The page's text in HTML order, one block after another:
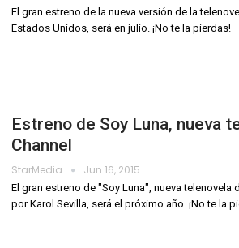
El gran estreno de la nueva versión de la
Estados Unidos, será en julio. ¡No te la pierdas!
Estreno de Soy Luna, nueva
Channel
StarMedia Jun 16, 2015
El gran estreno de "Soy Luna", nueva
por Karol Sevilla, será el próximo año. ¡No te la